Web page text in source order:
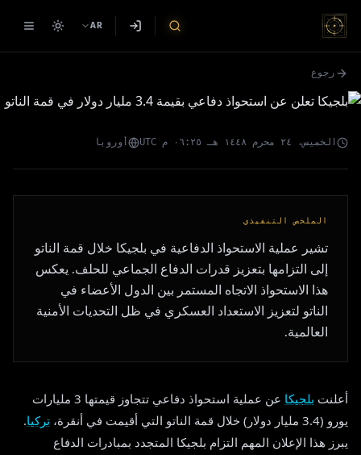
AR
رجوع
بلجيكا تعلن عن استحواذ دفاعي
بقيمة 3.4 مليار دولار في قمة
الناتو
الخميس، ٢٤ محرم ١٤٤٨ هـ ٠٦:٢٥ م UTC أوروبا
الملخص التنفيذي
تشير عملية الاستحواذ الدفاعية في بلجيكا خلال قمة الناتو
إلى التزامها بتعزيز قدرات الدفاع الجماعي للحلف. يعكس
هذا الاستحواذ الاتجاه المستمر بين الدول الأعضاء في
الناتو لتعزيز الاستعداد العسكري في ظل التحديات الأمنية
العالمية.
أعلنت بلجيكا
عن عملية استحواذ دفاعي تتجاوز قيمتها 3 مليارات
يورو (3.4 مليار دولار) خلال قمة الناتو التي أقيمت في أنقرة،
تركيا.
يبرز هذا الإعلان المهم التزام بلجيكا المتجدد بمبادرات الدفاع